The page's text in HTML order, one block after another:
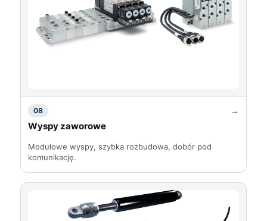
08 →
Wyspy zaworowe
Modułowe wyspy, szybka rozbudowa, dobór pod
komunikację.